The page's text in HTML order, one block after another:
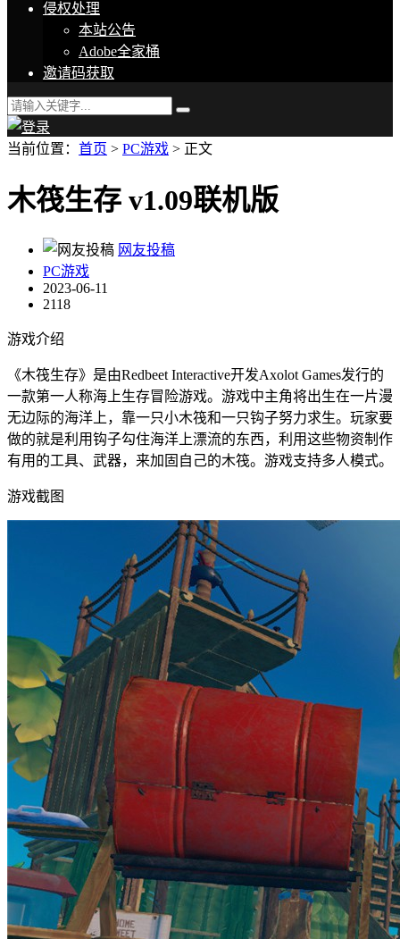
侵权处理
本站公告
Adobe全家桶
邀请码获取
当前位置： 首页 > PC游戏 > 正文
木筏生存 v1.09联机版
网友投稿
PC游戏
2023-06-11
2118
游戏介绍
《木筏生存》是由Redbeet Interactive开发Axolot Games发行的
一款第一人称海上生存冒险游戏。游戏中主角将出生在一片漫
无边际的海洋上，靠一只小木筏和一只钩子努力求生。玩家要
做的就是利用钩子勾住海洋上漂流的东西，利用这些物资制作
有用的工具、武器，来加固自己的木筏。游戏支持多人模式。
游戏截图